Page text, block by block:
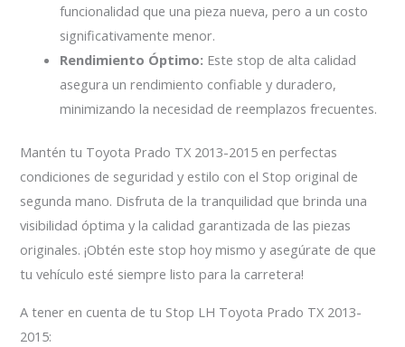
funcionalidad que una pieza nueva, pero a un costo
significativamente menor.
Rendimiento Óptimo: Este stop de alta calidad
asegura un rendimiento confiable y duradero,
minimizando la necesidad de reemplazos frecuentes.
Mantén tu Toyota Prado TX 2013-2015 en perfectas
condiciones de seguridad y estilo con el Stop original de
segunda mano. Disfruta de la tranquilidad que brinda una
visibilidad óptima y la calidad garantizada de las piezas
originales. ¡Obtén este stop hoy mismo y asegúrate de que
tu vehículo esté siempre listo para la carretera!
A tener en cuenta de tu Stop LH Toyota Prado TX 2013-
2015: